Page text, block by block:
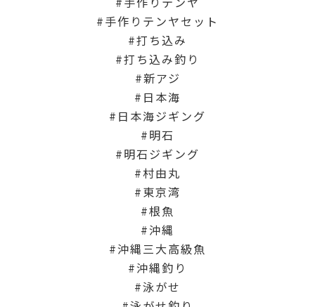
手作りテンヤセット
打ち込み
打ち込み釣り
新アジ
日本海
日本海ジギング
明石
明石ジギング
村由丸
東京湾
根魚
沖縄
沖縄三大高級魚
沖縄釣り
泳がせ